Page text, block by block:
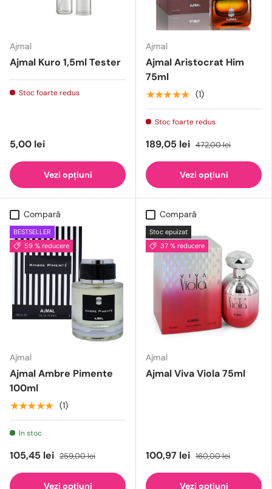
Ajmal
Ajmal Kuro 1,5ml Tester
Stoc foarte redus
5,00 lei
Vezi opțiuni
Ajmal
Ajmal Aristocrat Him
75ml
★★★★★ (1)
Stoc foarte redus
189,05 lei 472,00 lei
Vezi opțiuni
Compară
BESTSELLER
59 % reducere
Ajmal
Ajmal Ambre Pimente
100ml
★★★★★ (1)
In stoc
105,45 lei 259,00 lei
Vezi opțiuni
Compară
Stoc epuizat
37 % reducere
Ajmal
Ajmal Viva Viola 75ml
100,97 lei 160,00 lei
Vezi opțiuni